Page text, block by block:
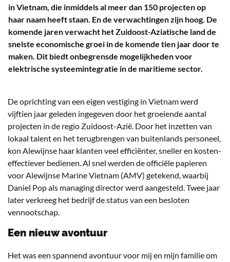
in Vietnam, die inmiddels al meer dan 150 projecten op
haar naam heeft staan. En de verwachtingen zijn hoog. De
komende jaren verwacht het Zuidoost-Aziatische land de
snelste economische groei in de komende tien jaar door te
maken. Dit biedt onbegrensde mogelijkheden voor
elektrische systeemintegratie in de maritieme sector.
De oprichting van een eigen vestiging in Vietnam werd
vijftien jaar geleden ingegeven door het groeiende aantal
projecten in de regio Zuidoost-Azië. Door het inzetten van
lokaal talent en het terugbrengen van buitenlands personeel,
kon Alewijnse haar klanten veel efficiënter, sneller en kosten-
effectiever bedienen. Al snel werden de officiële papieren
voor Alewijnse Marine Vietnam (AMV) getekend, waarbij
Daniel Pop als managing director werd aangesteld. Twee jaar
later verkreeg het bedrijf de status van een besloten
vennootschap.
Een nieuw avontuur
Het was een spannend avontuur voor mij en mijn familie om